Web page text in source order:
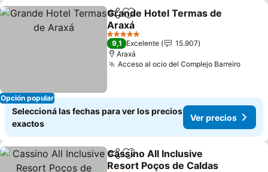
Opción popular
CompartirAñadir a favoritos
Grande Hotel Termas de
Araxá
5 Estrellas
9,1 Excelente
15.907
Araxá
Acceso al ocio del Complejo Barreiro
Seleccioná las fechas para ver los precios
exactos
Ver precios
CompartirAñadir a favoritos
Cassino All Inclusive
Resort Poços de Caldas